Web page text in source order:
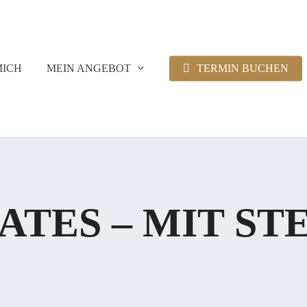
MEIN ANGEBOT TERMIN BUCHEN
– MIT